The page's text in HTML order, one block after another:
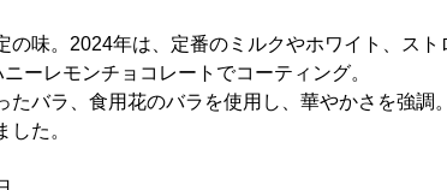
の味。2024年は、定番のミルクやホワイト、スト
ーレモンチョコレートでコーティング。
たバラ、食用花のバラを使用し、華やかさを強調
た。